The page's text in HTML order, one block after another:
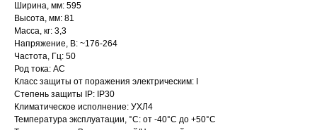
Ширина, мм: 595
Высота, мм: 81
Масса, кг: 3,3
Напряжение, В: ~176-264
Частота, Гц: 50
Род тока: AC
Класс защиты от поражения электрическим: I
Степень защиты IP: IP30
Климатическое исполнение: УХЛ4
Температура эксплуатации, °С: от -40°C до +50°C